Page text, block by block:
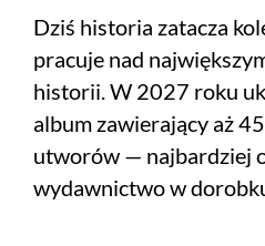
Dziś historia zatacza
pracuje nad
historii. W 2027 roku
album zawierający aż
utworów — najbardziej
wydawnictwo w